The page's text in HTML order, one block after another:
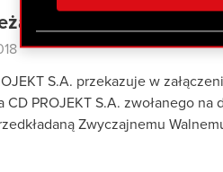
otrzymanymi od Ciebie
zgadasz się na używanie
nr 7/2018
S.A. przekazuje w
CD PROJEKT S.A. zwołanego
Zwyczajnemu